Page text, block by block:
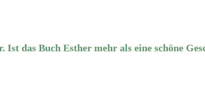
Ist das Buch Esther mehr als eine schöne